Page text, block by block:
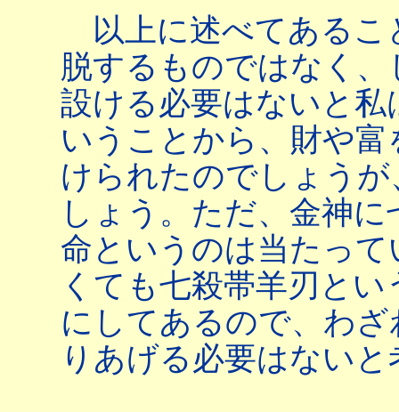
以上に述べてあるこ
脱するものではなく
設ける必要はないと
いうことから、財や
けられたのでしょう
しょう。ただ、金神
命というのは当たっ
くても七殺帯羊刃と
にしてあるので、わ
りあげる必要はない